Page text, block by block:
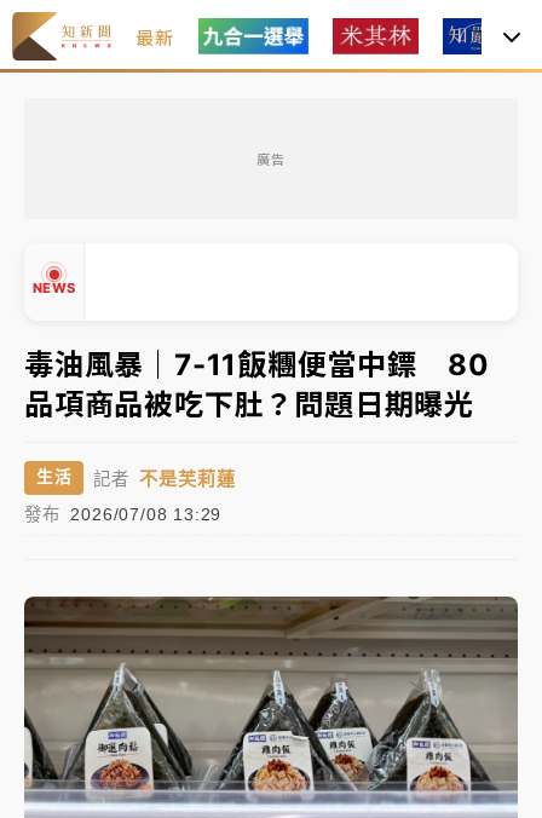
最新
廣告
NEWS
有片｜
連根拔起
中颱白海豚風雨來了！中部以北防豪雨 今晚、明天影
響最劇烈
白海豚逼近！北市水門只出不進 未移置車輛最高罰
油價持續凍漲！ 中油宣布下周一汽柴油價格維持不變
路鷹架倒塌壓2車
有片｜ 白海豚暴風圈逼近！新北淡水赫見龍捲風 榕樹
連根拔起
中颱白海豚風雨來了！中部以北防豪雨 今晚、明天影
響最劇烈
白海豚逼近！北市水門只出不進 未移置車輛最高罰
毒油風暴｜7-11飯糰便當中鏢 80
品項商品被吃下肚？問題日期曝光
生活 記者 不是芙莉蓮
發布 2026/07/08 13:29